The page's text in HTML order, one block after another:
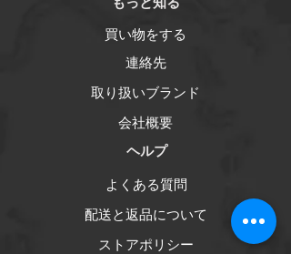
買い物をする
連絡先
取り扱いブランド
会社概要
ヘルプ
よくある質問
配送と返品について
ストアポリシー